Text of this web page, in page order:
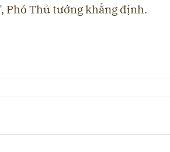
Phó Thủ tướng khẳng định.